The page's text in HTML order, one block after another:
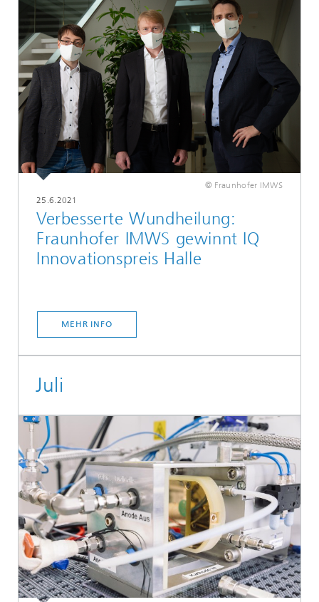
© Fraunhofer IMWS
25.6.2021
Verbesserte Wundheilung:
Fraunhofer IMWS gewinnt IQ
Innovationspreis Halle
MEHR INFO
Juli